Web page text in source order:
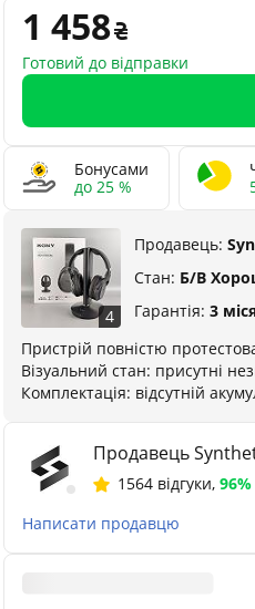
1 458
Готовий до відправки
Бонусами
до 25 %
4
Продавець:
Стан: Б/В
Гарантія: 3
Пристрій повністю
Візуальний стан: присутні
Комплектація: відсутній
Продавець
1564 відгуки, 96%
Написати продавцю